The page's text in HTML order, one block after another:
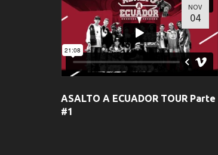
NOV
04
ASALTO A ECUADOR TOUR Parte
#1